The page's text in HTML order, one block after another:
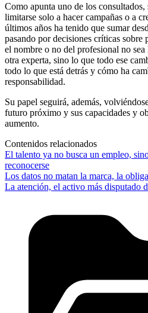
Como apunta uno de los
limitarse solo a hacer campañas o a
últimos años ha tenido que sumar
pasando por decisiones críticas
el nombre o no del profesional no sea
otra experta, sino lo que todo ese
todo lo que está detrás y cómo ha
responsabilidad.
Su papel seguirá, además,
futuro próximo y sus capacidades y
aumento.
Contenidos relacionados
El talento ya no busca un empleo,
reconocerse
Los datos no matan la marca, la
La atención, el activo más disputado